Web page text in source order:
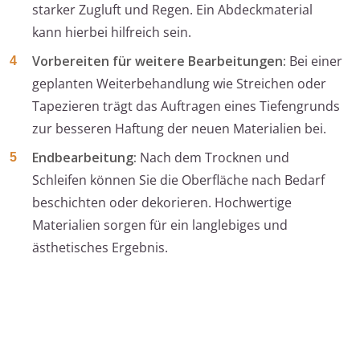
starker Zugluft und Regen. Ein Abdeckmaterial
kann hierbei hilfreich sein.
Vorbereiten für weitere Bearbeitungen: Bei einer
geplanten Weiterbehandlung wie Streichen oder
Tapezieren trägt das Auftragen eines Tiefengrunds
zur besseren Haftung der neuen Materialien bei.
Endbearbeitung: Nach dem Trocknen und
Schleifen können Sie die Oberfläche nach Bedarf
beschichten oder dekorieren. Hochwertige
Materialien sorgen für ein langlebiges und
ästhetisches Ergebnis.